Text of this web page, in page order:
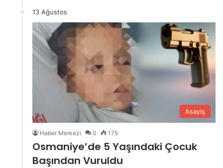
13 Ağustos
Asayiş
Haber Merkezi 0 175
Osmaniye’de 5 Yaşındaki Çocuk
Başından Vuruldu